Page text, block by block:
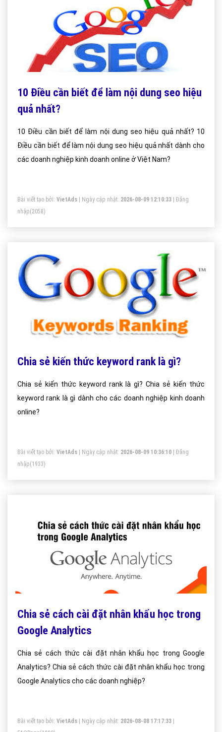
10 Điều cần biết để làm nội dung seo hiệu
quả nhất?
10 Điều cần biết để làm nội dung seo hiệu quả nhất? 10
Điều cần biết để làm nội dung seo hiệu quả nhất dành cho
các doanh nghiệp kinh doanh online ở Việt Nam?
Bài viết tạo bởi: VietAds | Ngày cập nhật: 2026-08-09 12:10:33
Đăng
nhập(2058)
Chia sẻ kiến thức keyword rank là gì?
Chia sẻ kiến thức keyword rank là gì? Chia sẻ kiến thức
keyword rank là gì dành cho các doanh nghiệp kinh doanh
online?
Bài viết tạo bởi: VietAds | Ngày cập nhật: 2026-08-09 10:36:10
Đăng
nhập(1933)
Chia sẻ cách cài đặt nhân khẩu học trong
Google Analytics
Chia sẻ cách thức cài đặt nhân khẩu học trong Google
Analytics? Chia sẻ cách thức cài đặt nhân khẩu học trong
Google Analytics cho các doanh nghiệp?
Bài viết tạo bởi: VietAds | Ngày cập nhật: 2026-08-08 17:17:33